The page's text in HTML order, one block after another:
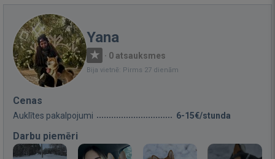
Yana
· 0 atsauksmes
Bija vietnē: Pirms 27 dienām
Cenas
Auklītes pakalpojumi 6-15€/stunda
Darbu piemēri